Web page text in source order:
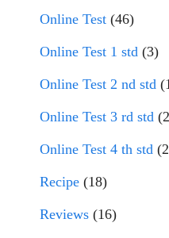
Online Test (46)
Online Test 1 std (3)
Online Test 2 nd std
Online Test 3 rd std
Online Test 4 th std
Recipe (18)
Reviews (16)